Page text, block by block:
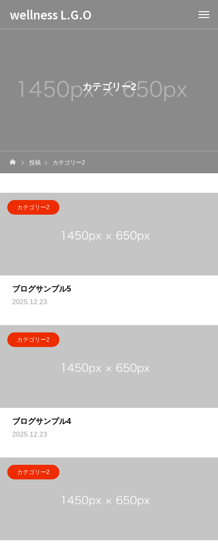
wellness L.G.O
カテゴリー2
投稿 カテゴリー2
カテゴリー2
ブログサンプル5
2025.12.23
カテゴリー2
ブログサンプル4
2025.12.23
カテゴリー2